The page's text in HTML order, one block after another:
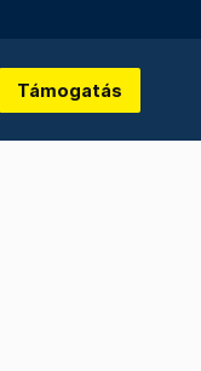
Támogatás